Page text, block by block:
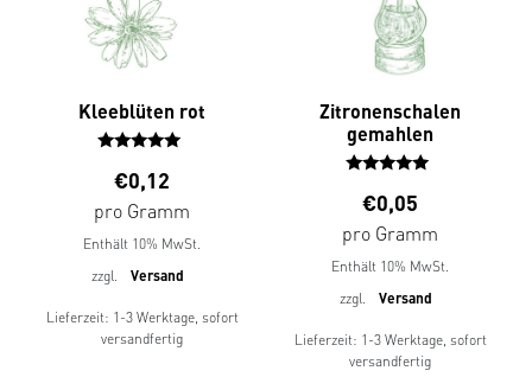
Kleeblüten rot
Bewertet
mit
5.00
von 5
€0,12
pro Gramm
Enthält 10% MwSt.
zzgl.
Versand
Lieferzeit: 1-3 Werktage, sofort
versandfertig
Zitronenschalen
gemahlen
Bewertet
mit
5.00
von 5
€0,05
pro Gramm
Enthält 10% MwSt.
zzgl.
Versand
Lieferzeit: 1-3 Werktage, sofort
versandfertig